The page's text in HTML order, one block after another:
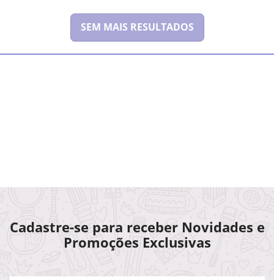
SEM MAIS RESULTADOS
Cadastre-se para receber Novidades e
Promoções Exclusivas